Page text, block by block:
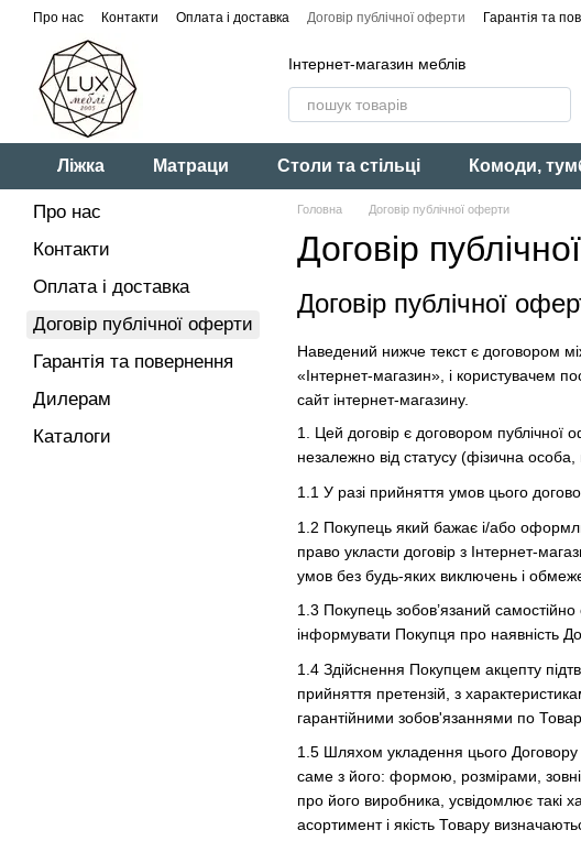
Перейти до основного контенту
Про нас Контакти Оплата і доставка Договір публічної оферти Гарантія та
Інтернет-магазин меблів
Ліжка Матраци Столи та стільці Комоди,
Головна Договір публічної оферти
Договір
Договір публічної
Наведений нижче текст є договором
«Інтернет-магазин», і користувачем
сайт інтернет-магазину.
1. Цей договір є договором публічної
незалежно від статусу (фізична
1. 1 У разі прийняття умов цього
1.2 Покупець який бажає і/або
право укласти договір з Інтернет-
умов без будь-яких виключень і
1.3 Покупець зобов’язаний
інформувати Покупця про наявність
1.4 Здійснення Покупцем акцепту
прийняття претензій, з
гарантійними зобов'язаннями по
1.5 Шляхом укладення цього
саме з його: формою, розмірами,
про його виробника, усвідомлює такі
асортимент і якість Товару
Про нас
Контакти
Оплата і доставка
Договір публічної оферти
Гарантія та повернення
Дилерам
Каталоги